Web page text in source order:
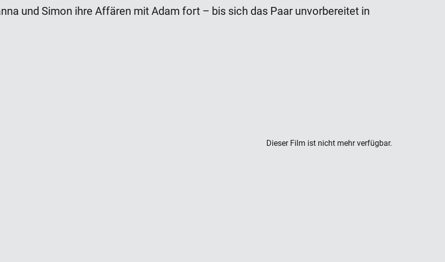
und Simon ihre Affären mit Adam fort – bis sich das Paar unvorbereitet in
Dieser Film ist nicht mehr verfügbar.